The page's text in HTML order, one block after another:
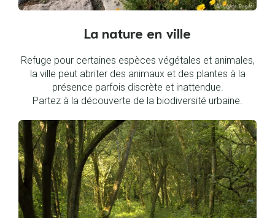
La nature en ville
Refuge pour certaines espèces végétales et animales,
la ville peut abriter des animaux et des plantes à la
présence parfois discrète et inattendue.
Partez à la découverte de la biodiversité urbaine.